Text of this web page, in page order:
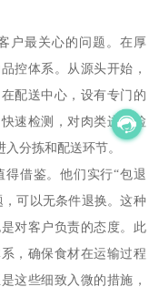
户最关心的问题。在厚
控体系。从源头开始，
配送中心，设有专门的
速检测，对肉类进行检
分拣和配送环节。
借鉴。他们实行“包退
可以无条件退换。这种
对客户负责的态度。此
，确保食材在运输过程
这些细致入微的措施，